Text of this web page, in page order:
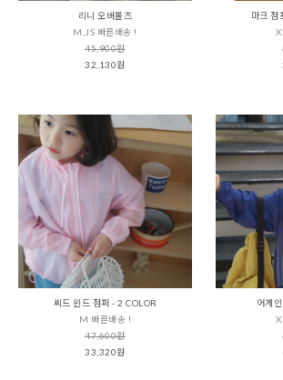
리니 오버롤즈
M,JS 빠른배송 !
45,900원
32,130원
마크 점
씨드 윈드 점퍼 - 2 COLOR
M 빠른배송 !
47,600원
33,320원
어게